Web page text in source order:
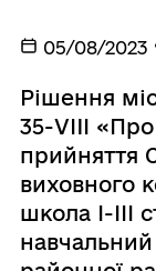
05/08/2023
Рішення
35-VIII
прийняття
виховного
школа І-ІІІ
навчальний